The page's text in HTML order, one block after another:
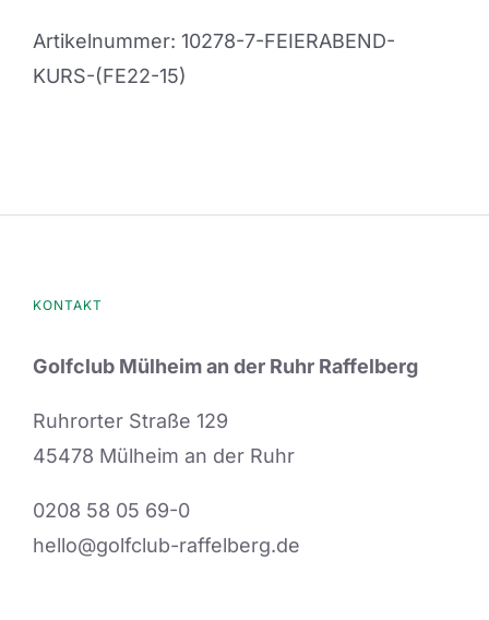
15)
Menge
Artikelnummer: 10278-7-FEIERABEND-
KURS-(FE22-15)
KONTAKT
Golfclub Mülheim an der Ruhr Raffelberg
Ruhrorter Straße 129
45478 Mülheim an der Ruhr
0208 58 05 69-0
hello@golfclub-raffelberg.de